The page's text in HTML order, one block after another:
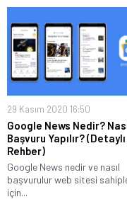
29 Kasım 2020 16:50
Google News Nedir?
Başvuru Yapılır? (Detaylı
Rehber)
Google News nedir ve nasıl
başvurulur web sitesi
için...